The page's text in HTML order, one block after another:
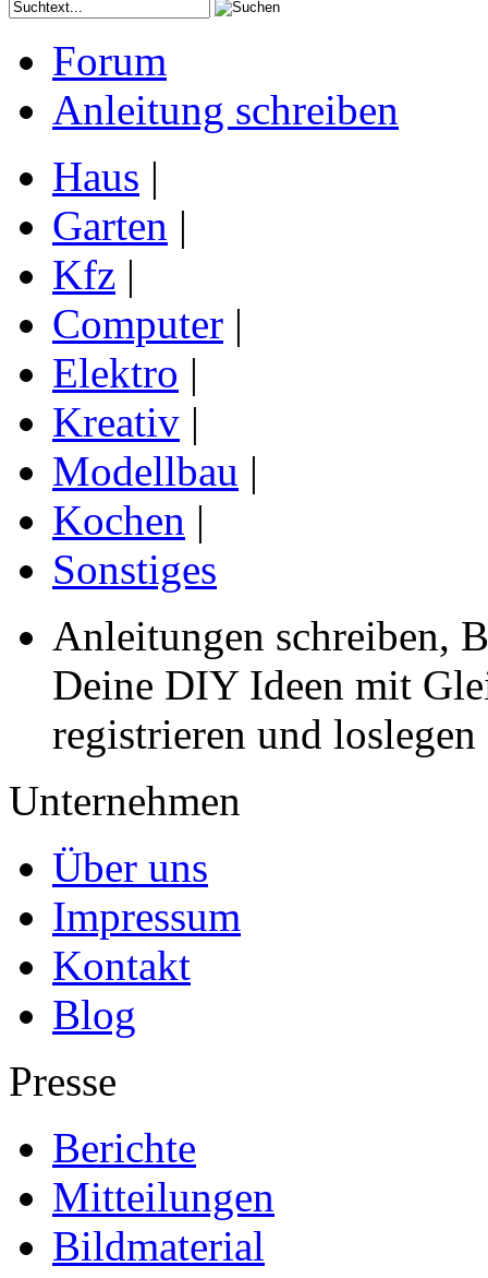
Forum
Anleitung schreiben
Haus |
Garten |
Kfz |
Computer |
Elektro |
Kreativ |
Modellbau |
Kochen |
Sonstiges
Anleitungen schreiben,
Deine DIY Ideen mit
registrieren und loslegen
Unternehmen
Über uns
Impressum
Kontakt
Blog
Presse
Berichte
Mitteilungen
Bildmaterial